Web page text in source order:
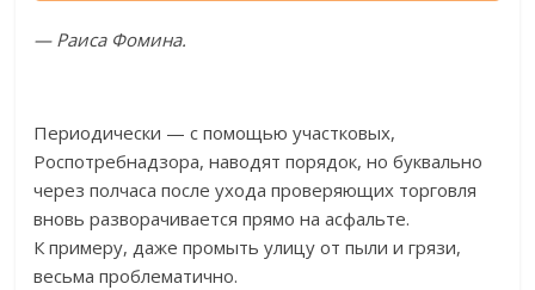
— Раиса Фомина.
Периодически — с помощью участковых,
Роспотребнадзора, наводят порядок, но буквально
через полчаса после ухода проверяющих торговля
вновь разворачивается прямо на асфальте.
К примеру, даже промыть улицу от пыли и грязи,
весьма проблематично.